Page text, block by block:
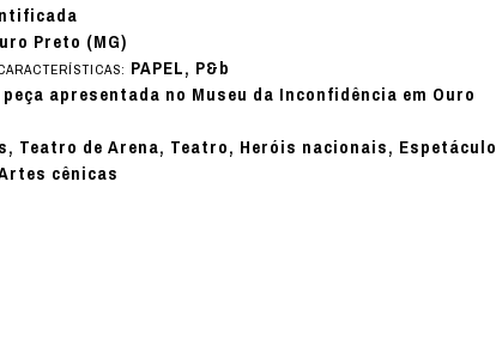
Preto (MG)
PAPEL, P&b
apresentada no Museu da Inconfidência em Ouro
Teatro de Arena, Teatro, Heróis nacionais, Espetáculo
cênicas